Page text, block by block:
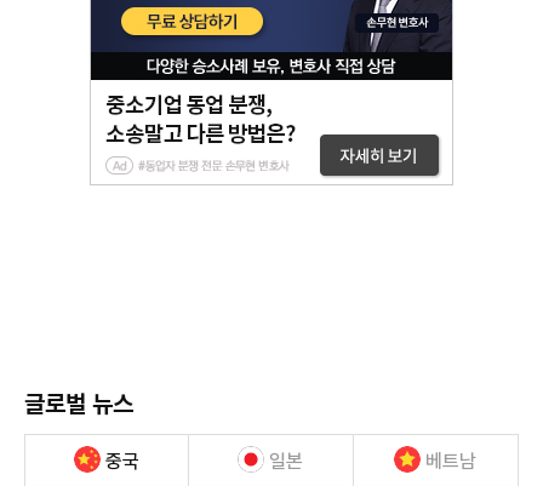
글로벌 뉴스
중국 일본 베트남